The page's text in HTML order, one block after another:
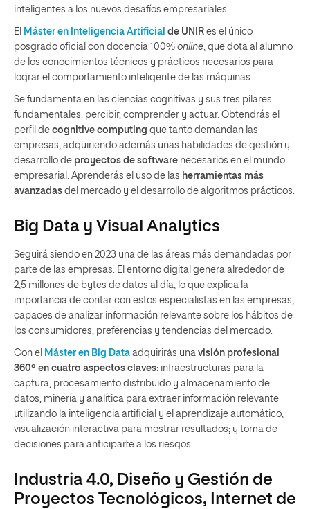
inteligentes a los nuevos desafíos empresariales.
El Máster en Inteligencia Artificial de UNIR es el único
posgrado oficial con docencia 100% online , que dota al alumno
de los conocimientos técnicos y prácticos necesarios para
lograr el comportamiento inteligente de las máquinas.
Se fundamenta en las ciencias cognitivas y sus tres pilares
fundamentales: percibir, comprender y actuar. Obtendrás el
perfil de cognitive computing que tanto demandan las
empresas, adquiriendo además unas habilidades de gestión y
desarrollo de proyectos de software necesarios en el mundo
empresarial. Aprenderás el uso de las herramientas más
avanzadas del mercado y el desarrollo de algoritmos prácticos.
Big Data y Visual Analytics
Seguirá siendo en 2023 una de las áreas más demandadas por
parte de las empresas. El entorno digital genera alrededor de
2,5 millones de bytes de datos al día, lo que explica la
importancia de contar con estos especialistas en las empresas,
capaces de analizar información relevante sobre los hábitos de
los consumidores, preferencias y tendencias del mercado.
Con el Máster en Big Data adquirirás una visión profesional
360º en cuatro aspectos claves: infraestructuras para la
captura, procesamiento distribuido y almacenamiento de
datos; minería y analítica para extraer información relevante
utilizando la inteligencia artificial y el aprendizaje automático;
visualización interactiva para mostrar resultados; y toma de
decisiones para anticiparte a los riesgos.
Industria 4.0, Diseño y Gestión de
Proyectos Tecnológicos, Internet de